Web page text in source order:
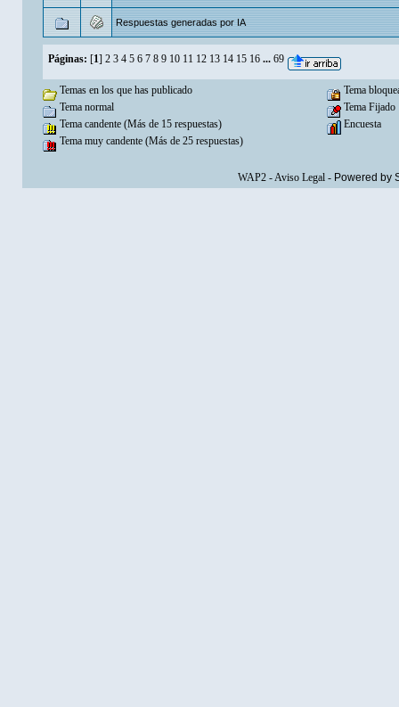
Respuestas generadas por IA
Páginas: [1] 2 3 4 5 6 7 8 9 10 11 12 13 14 15 16 ... 69
Temas en los que has publicado
Tema normal
Tema candente (Más de 15 respuestas)
Tema muy candente (Más de 25 respuestas)
Tema
Tema Fijado
Encuesta
WAP2-Aviso Legal- Powered by